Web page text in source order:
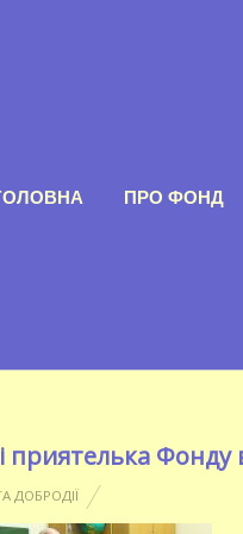
ПРО ФОНД
приятелька Фонду
ДОБРОДІЇ